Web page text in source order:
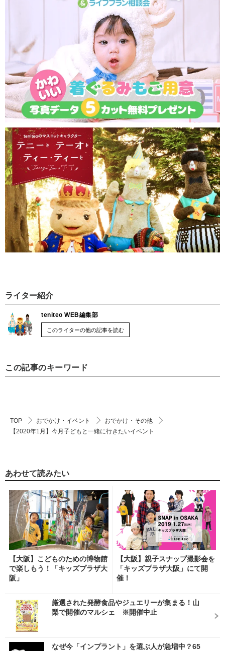
ライター紹介
teniteo WEB編集部
このライターの他の記事を読む
この記事のキーワード
TOP おでかけ・イベント
おでかけ・その他
【2020年1月】今月子どもと一緒に行きたいイベント
あわせて読みたい
【大阪】こどものための博物館
で楽しもう！「キッズプラザ大
阪」
【大阪】親子スナップ撮影会を
「キッズプラザ大阪」にて開
催！
厳選された発酵食品やジュエリーが集まる！山
梨で開催のマルシェ ※開催中止
なぜ今「インプラント」を選ぶ人が急増中？65